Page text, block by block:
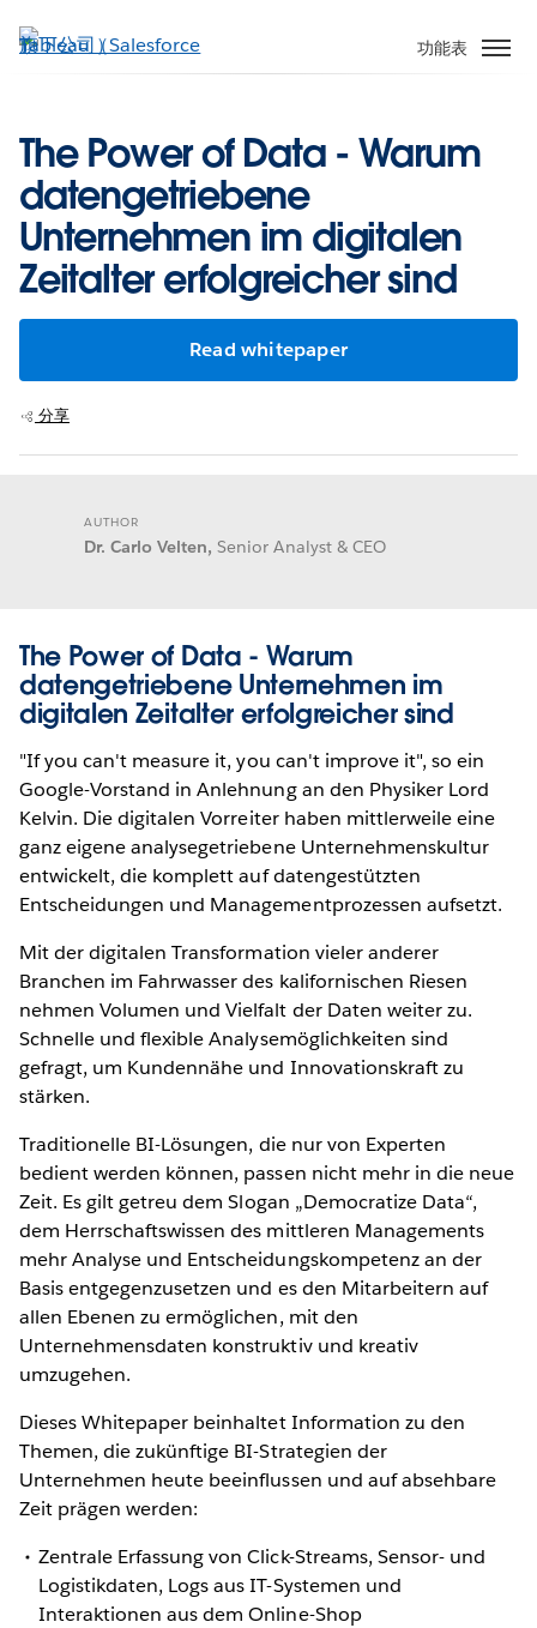
至
功能表
The Power of Data - Warum
datengetriebene
Unternehmen im digitalen
Zeitalter erfolgreicher sind
Read whitepaper
分享
AUTHOR
Dr. Carlo Velten, Senior Analyst & CEO
The Power of Data - Warum
datengetriebene Unternehmen im
digitalen Zeitalter erfolgreicher sind
"If you can't measure it, you can't improve it", so ein
Google-Vorstand in Anlehnung an den Physiker Lord
Kelvin. Die digitalen Vorreiter haben mittlerweile eine
ganz eigene analysegetriebene Unternehmenskultur
entwickelt, die komplett auf datengestützten
Entscheidungen und Managementprozessen aufsetzt.
Mit der digitalen Transformation vieler anderer
Branchen im Fahrwasser des kalifornischen Riesen
nehmen Volumen und Vielfalt der Daten weiter zu.
Schnelle und flexible Analysemöglichkeiten sind
gefragt, um Kundennähe und Innovationskraft zu
stärken.
Traditionelle BI-Lösungen, die nur von Experten
bedient werden können, passen nicht mehr in die neue
Zeit. Es gilt getreu dem Slogan „Democratize Data“,
dem Herrschaftswissen des mittleren Managements
mehr Analyse und Entscheidungskompetenz an der
Basis entgegenzusetzen und es den Mitarbeitern auf
allen Ebenen zu ermöglichen, mit den
Unternehmensdaten konstruktiv und kreativ
umzugehen.
Dieses Whitepaper beinhaltet Information zu den
Themen, die zukünftige BI-Strategien der
Unternehmen heute beeinflussen und auf absehbare
Zeit prägen werden:
Zentrale Erfassung von Click-Streams, Sensor- und
Logistikdaten, Logs aus IT-Systemen und
Interaktionen aus dem Online-Shop